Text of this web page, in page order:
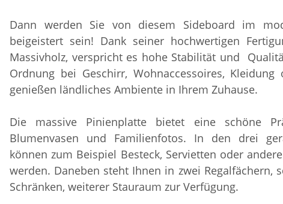
Dann werden Sie von diesem Sideboard im
beigeistert sein! Dank seiner hochwertigen
Massivholz, verspricht es hohe Stabilität und
Ordnung bei Geschirr, Wohnaccessoires,
genießen ländliches Ambiente in Ihrem Zuhause.
Die massive Pinienplatte bietet eine schöne
Blumenvasen und Familienfotos. In den drei
können zum Beispiel Besteck, Servietten oder
werden. Daneben steht Ihnen in zwei Regalfächern,
Schränken, weiterer Stauraum zur Verfügung.